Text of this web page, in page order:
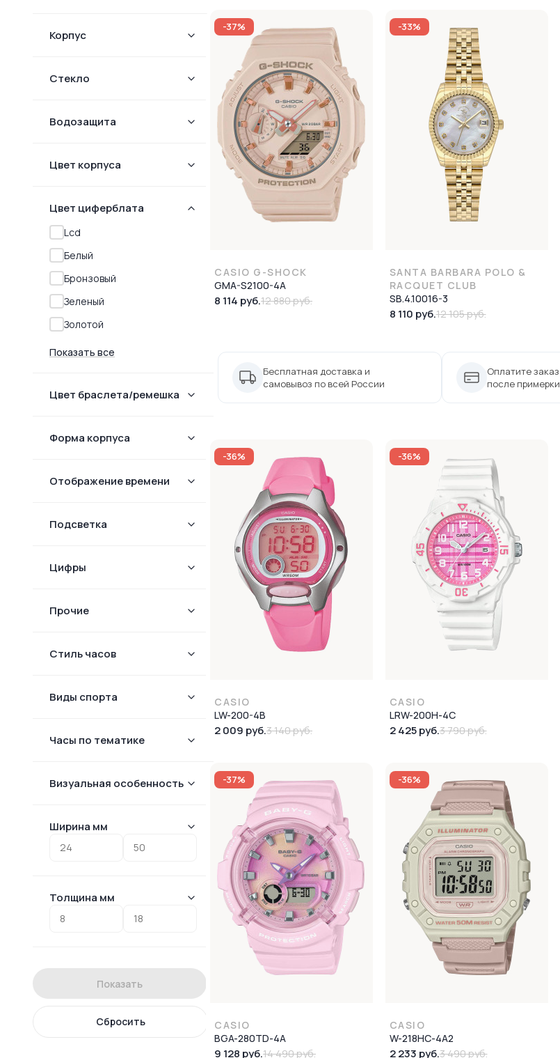
Корпус
Стекло
Водозащита
Цвет корпуса
Цвет циферблата
Lcd
Белый
Бронзовый
Зеленый
Золотой
Показать все
Цвет браслета/ремешка
Форма корпуcа
Отображение времени
Подсветка
Цифры
Прочие
Стиль часов
Виды спорта
Часы по тематике
Визуальная особенность
Ширина мм
Толщина мм
Показать
Сбросить
-37%
CASIO G-SHOCK
GMA-S2100-4A
8 114 руб.12 880 руб.
-33%
SANTA BARBARA POLO &
RACQUET CLUB
SB.4.10016-3
8 110 руб.12 105 руб.
Бесплатная доставка и
самовывоз по всей России
Оплатите заказ
после примерки
-36%
CASIO
LW-200-4B
2 009 руб.3 140 руб.
-36%
CASIO
LRW-200H-4C
2 425 руб.3 790 руб.
-37%
CASIO
BGA-280TD-4A
9 128 руб.14 490 руб.
-36%
CASIO
W-218HC-4A2
2 233 руб.3 490 руб.